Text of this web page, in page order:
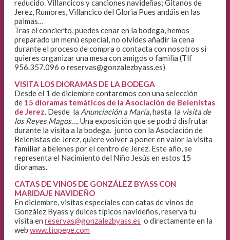
reducido. Villancicos y canciones navideñas; Gitanos de
Jerez, Rumores, Villancico del Gloria Pues andáis en las
palmas…
Tras el concierto, puedes cenar en la bodega, hemos
preparado un menú especial, no olvides añadir la cena
durante el proceso de compra o contacta con nosotros si
quieres organizar una mesa con amigos o familia (Tlf
956.357.096 o reservas@gonzalezbyass.es)
VISITA LOS DIORAMAS DE LA BODEGA
Desde el 1 de diciembre contaremos con una selección
de 15 dioramas temáticos de la Asociación de Belenistas
de Jerez. Desde la Anunciación a María, hasta la visita de
los Reyes Magos…. Una exposición que se podrá disfrutar
durante la visita a la bodega. junto con la Asociación de
Belenistas de Jerez, quiere volver a poner en valor la visita
familiar a belenes por el centro de Jerez. Este año, se
representa el Nacimiento del Niño Jesús en estos 15
dioramas.
CATAS DE VINOS DE GONZÁLEZ BYASS CON
MARIDAJE NAVIDEÑO
En diciembre, visitas especiales con catas de vinos de
González Byass y dulces típicos navideños, reserva tu
visita en reservas@gonzalezbyass.es o directamente en la
web www.tiopepe.com